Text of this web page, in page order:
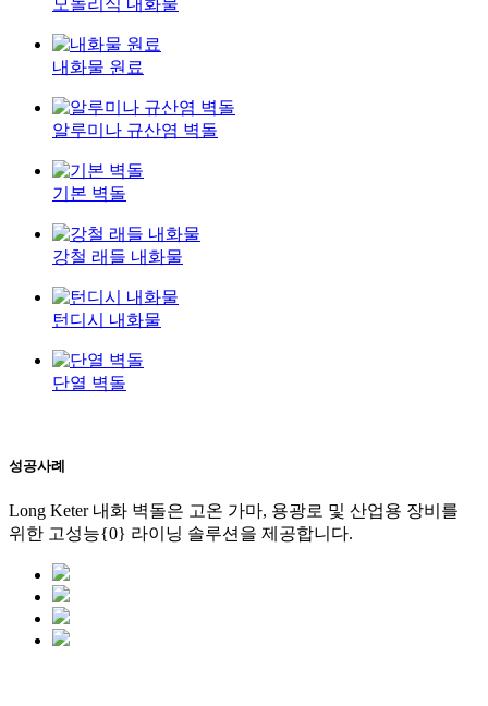
내화물 원료
알루미나 규산염 벽돌
기본 벽돌
강철 래들 내화물
턴디시 내화물
단열 벽돌
성공사례
Long Keter 내화 벽돌은 고온 가마, 용광로 및 산업용 장비를
위한 고성능{0} 라이닝 솔루션을 제공합니다.